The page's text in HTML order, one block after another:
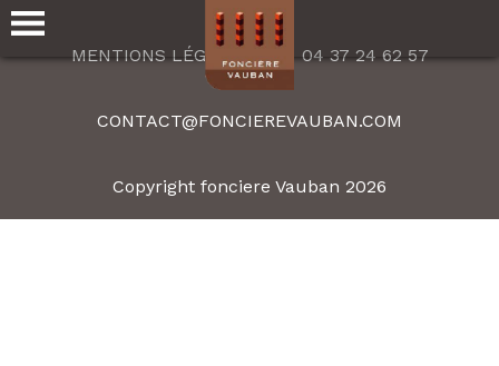
MENTIONS LÉGALES 04 37 24 62 57
CONTACT@FONCIEREVAUBAN.COM
Copyright fonciere Vauban 2026